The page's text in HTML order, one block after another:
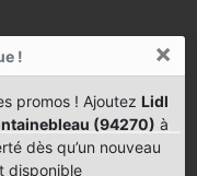
! ×
promos ! Ajoutez Lidl
(94270) à
dès qu’un nouveau
disponible